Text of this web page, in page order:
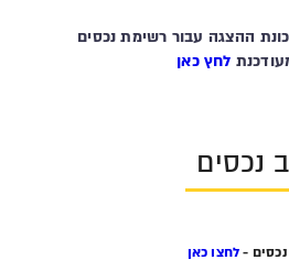
מתכונת ההצגה עבור רשימת נכסים
לחץ כאן
נכסים
-לחצו כאן